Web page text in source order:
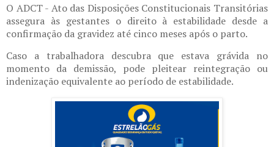
O ADCT - Ato das Disposições Constitucionais Transitórias
assegura às gestantes o direito à estabilidade desde a
confirmação da gravidez até cinco meses após o parto.
Caso a trabalhadora descubra que estava grávida no
momento da demissão, pode pleitear reintegração ou
indenização equivalente ao período de estabilidade.